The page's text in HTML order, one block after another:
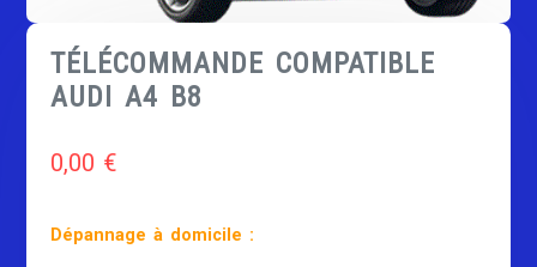
TÉLÉCOMMANDE COMPATIBLE
AUDI A4 B8
0,00 €
Dépannage à domicile :